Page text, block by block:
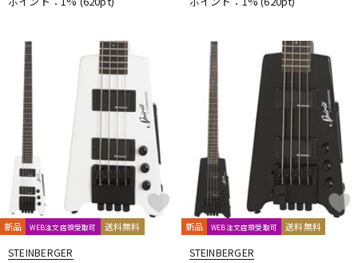
新品 WEB注文店頭受取可 送料無料
STEINBERGER
新品 WEB注文店頭受取可 送料無料
STEINBERGER